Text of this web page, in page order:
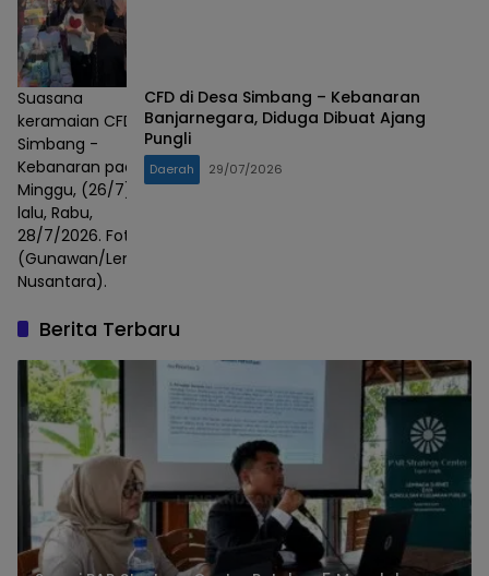
Suasana
keramaian CFD
Simbang -
Kebanaran pada
Minggu, (26/7)
lalu, Rabu,
28/7/2026. Foto :
(Gunawan/Lensa
Nusantara).
CFD di Desa Simbang – Kebanaran
Banjarnegara, Diduga Dibuat Ajang
Pungli
Daerah 29/07/2026
Berita Terbaru